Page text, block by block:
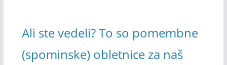
Ali ste vedeli? To so pomembne
(spominske) obletnice za naš